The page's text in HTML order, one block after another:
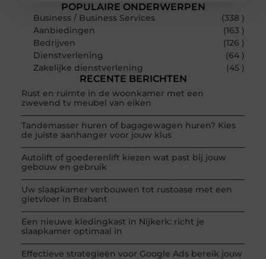
POPULAIRE ONDERWERPEN
Business / Business Services
(338 )
Aanbiedingen
(163 )
Bedrijven
(126 )
Dienstverlening
(64 )
Zakelijke dienstverlening
(45 )
RECENTE BERICHTEN
Rust en ruimte in de woonkamer met een
zwevend tv meubel van eiken
Tandemasser huren of bagagewagen huren? Kies
de juiste aanhanger voor jouw klus
Autolift of goederenlift kiezen wat past bij jouw
gebouw en gebruik
Uw slaapkamer verbouwen tot rustoase met een
gietvloer in Brabant
Een nieuwe kledingkast in Nijkerk: richt je
slaapkamer optimaal in
Effectieve strategieën voor Google Ads bereik jouw